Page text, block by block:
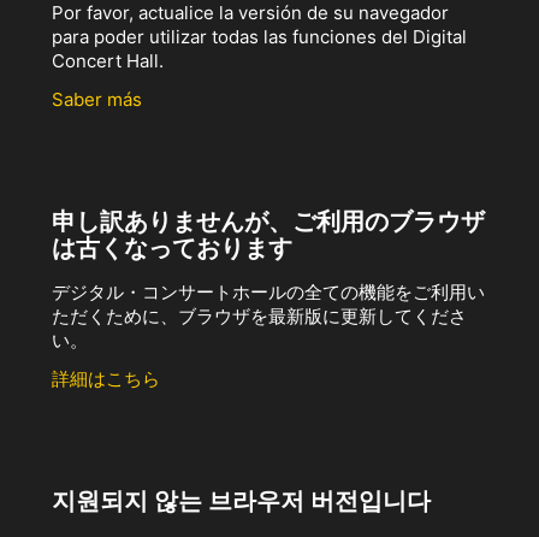
Por favor, actualice la versión de su navegador
para poder utilizar todas las funciones del Digital
Concert Hall.
Saber más
申し訳ありませんが、ご利用のブラウザ
は古くなっております
デジタル・コンサートホールの全ての機能をご利用い
ただくために、ブラウザを最新版に更新してくださ
い。
詳細はこちら
지원되지 않는 브라우저 버전입니다